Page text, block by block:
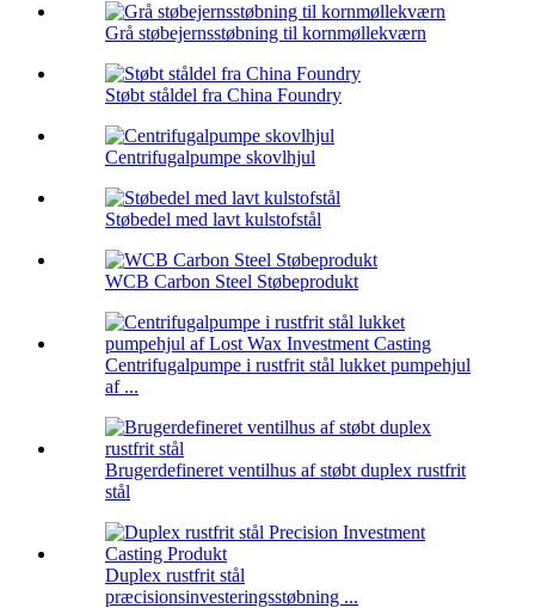
Grå støbejernsstøbning til kornmøllekværn
Støbt ståldel fra China Foundry
Centrifugalpumpe skovlhjul
Støbedel med lavt kulstofstål
WCB Carbon Steel Støbeprodukt
Centrifugalpumpe i rustfrit stål lukket pumpehjul
af ...
Brugerdefineret ventilhus af støbt duplex rustfrit
stål
Duplex rustfrit stål
præcisionsinvesteringsstøbning ...